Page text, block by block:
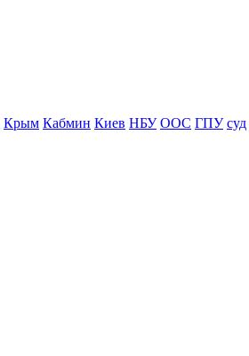
Крым Кабмин Киев НБУ ООС ГПУ суд